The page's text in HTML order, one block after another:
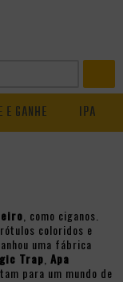
E GANHE IPA
, como ciganos.
coloridos e
uma fábrica
Trap Apa
para um mundo de